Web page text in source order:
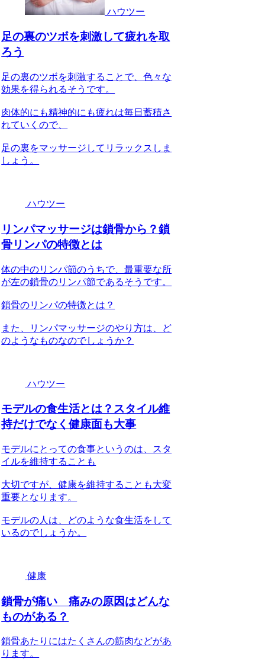
ハウツー
足の裏のツボを刺激して疲れを取
ろう
足の裏のツボを刺激することで、色々な
効果を得られるそうです。
肉体的にも精神的にも疲れは毎日蓄積さ
れていくので、
足の裏をマッサージしてリラックスしま
しょう。
ハウツー
リンパマッサージは鎖骨から？鎖
骨リンパの特徴とは
体の中のリンパ節のうちで、最重要な所
が左の鎖骨のリンパ節であるそうです。
鎖骨のリンパの特徴とは？
また、リンパマッサージのやり方は、ど
のようなものなのでしょうか？
ハウツー
モデルの食生活とは？スタイル維
持だけでなく健康面も大事
モデルにとっての食事というのは、スタ
イルを維持することも
大切ですが、健康を維持することも大変
重要となります。
モデルの人は、どのような食生活をして
いるのでしょうか。
健康
鎖骨が痛い 痛みの原因はどんな
ものがある？
鎖骨あたりにはたくさんの筋肉などがあ
ります。